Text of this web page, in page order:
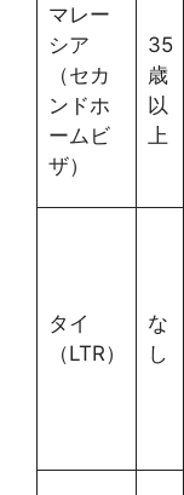
マレー
シア
（セカ
ンドホ
ームビ
ザ）
35
歳
以
上
タイ
（LTR）
な
し